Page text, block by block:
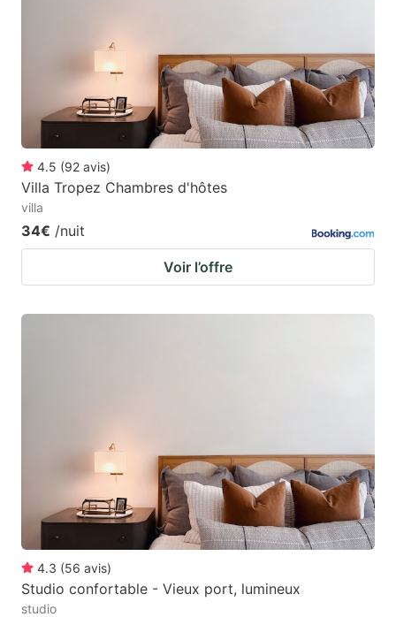
4.5 (92 avis)
Villa Tropez Chambres d'hôtes
villa
34€ /nuit
Voir l’offre
4.3 (56 avis)
Studio confortable - Vieux port, lumineux
studio